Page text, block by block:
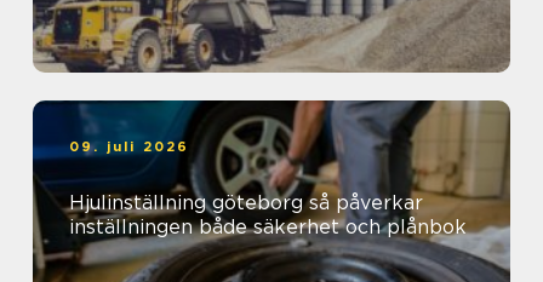
09. juli 2026
Hjulinställning göteborg så påverkar
inställningen både säkerhet och plånbok